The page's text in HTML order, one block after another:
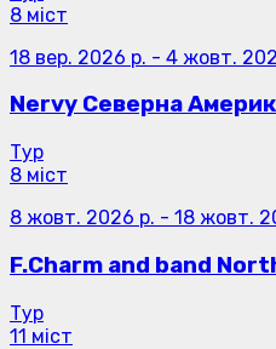
8 міст
18 вер. 2026 р. - 4 жовт.
Nervy Северна
Тур
8 міст
8 жовт. 2026 р. - 18 жовт.
F.Charm and band
Тур
11 міст